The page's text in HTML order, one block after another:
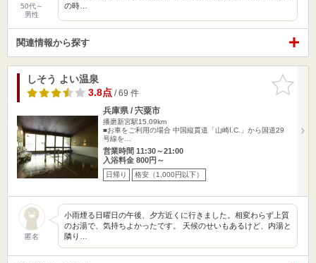
50代～
男性
の時…
関連情報から探す
お気に入
りに追加
しそう よい温泉
3.8点/ 69 件
兵庫県 / 宍粟市
播磨新宮駅15.09km
■お車をご利用の場合 中国縦貫道「山崎I.C.」から国道29
号線を…
営業時間 11:30～21:00
入浴料金 800円～
日帰り 格安（1,000円以下）
匿名
小雨煙る日曜日の午後、夕方近くに行きました。相変わらず上質
のお湯で、気持ちよかったです。 天候のせいもあるけど、内湯と
隣り…